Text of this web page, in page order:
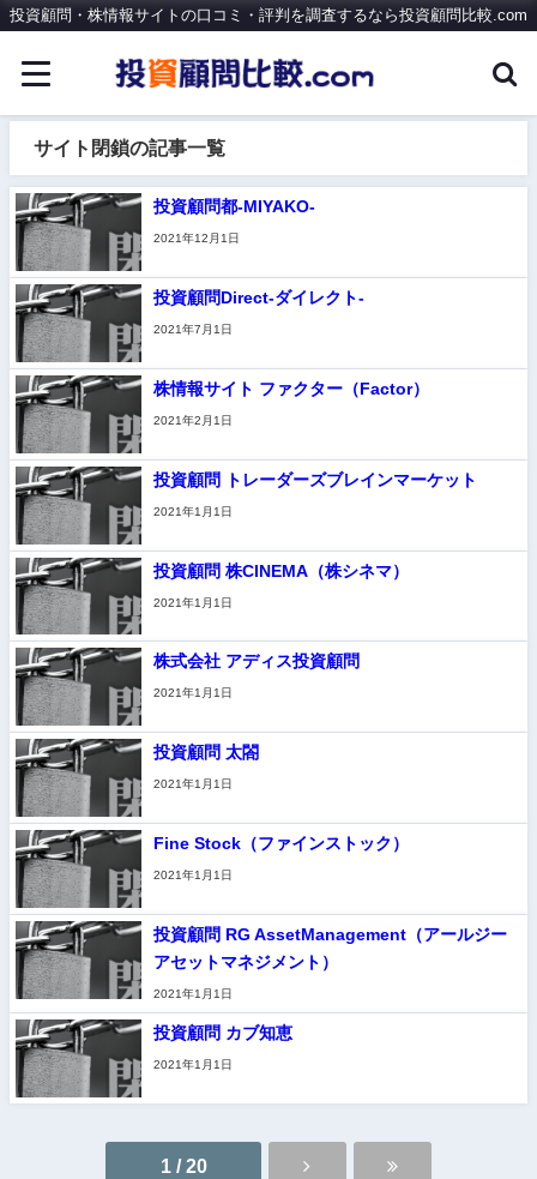
投資顧問・株情報サイトの口コミ・評判を調査するなら投資顧問比較.com
サイト閉鎖の記事一覧
投資顧問都-MIYAKO-
2021年12月1日
投資顧問Direct-ダイレクト-
2021年7月1日
株情報サイト ファクター（Factor）
2021年2月1日
投資顧問 トレーダーズブレインマーケット
2021年1月1日
投資顧問 株CINEMA（株シネマ）
2021年1月1日
株式会社 アディス投資顧問
2021年1月1日
投資顧問 太閤
2021年1月1日
Fine Stock（ファインストック）
2021年1月1日
投資顧問 RG AssetManagement（アールジー
アセットマネジメント）
2021年1月1日
投資顧問 カブ知恵
2021年1月1日
1 / 20